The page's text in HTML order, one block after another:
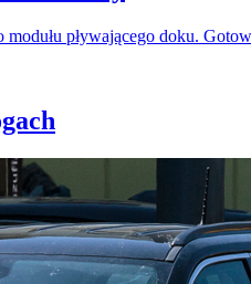
pływającego doku.